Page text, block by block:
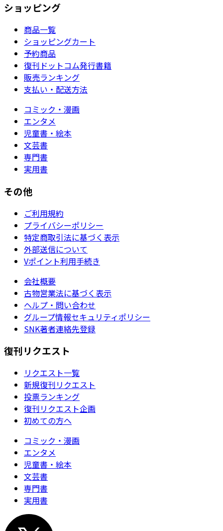
ショッピング
商品一覧
ショッピングカート
予約商品
復刊ドットコム発行書籍
販売ランキング
支払い・配送方法
コミック・漫画
エンタメ
児童書・絵本
文芸書
専門書
実用書
その他
ご利用規約
プライバシーポリシー
特定商取引法に基づく表示
外部送信について
Vポイント利用手続き
会社概要
古物営業法に基づく表示
ヘルプ・問い合わせ
グループ情報セキュリティポリシー
SNK著者連絡先登録
復刊リクエスト
リクエスト一覧
新規復刊リクエスト
投票ランキング
復刊リクエスト企画
初めての方へ
コミック・漫画
エンタメ
児童書・絵本
文芸書
専門書
実用書